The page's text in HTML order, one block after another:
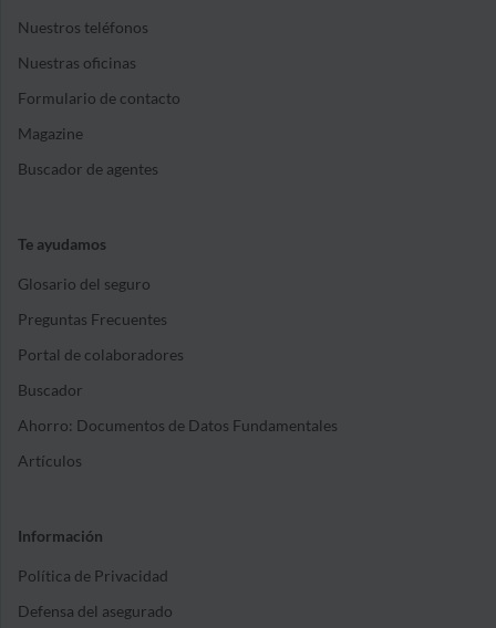
Nuestros teléfonos
Nuestras oficinas
Formulario de contacto
Magazine
Buscador de agentes
Te ayudamos
Glosario del seguro
Preguntas Frecuentes
Portal de colaboradores
Buscador
Ahorro: Documentos de Datos Fundamentales
Artículos
Información
Política de Privacidad
Defensa del asegurado